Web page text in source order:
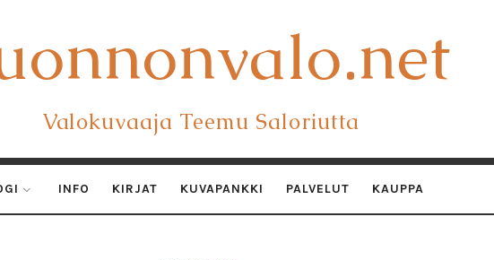
Valokuvaaja Teemu Saloriutta
INFO KIRJAT KUVAPANKKI PALVELUT KAUPPA